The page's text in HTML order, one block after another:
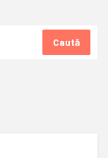
Caută